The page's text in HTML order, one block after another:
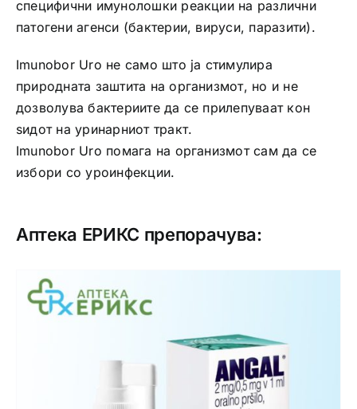
специфични имунолошки реакции на различни
патогени агенси (бактерии, вируси, паразити).
Imunobor Uro не само што ја стимулира
природната заштита на организмот, но и не
дозволува бактериите да се прилепуваат кон
ѕидот на уринарниот тракт.
Imunobor Uro помага на организмот сам да се
избори со уроинфекции.
Аптека ЕРИКС препорачува: